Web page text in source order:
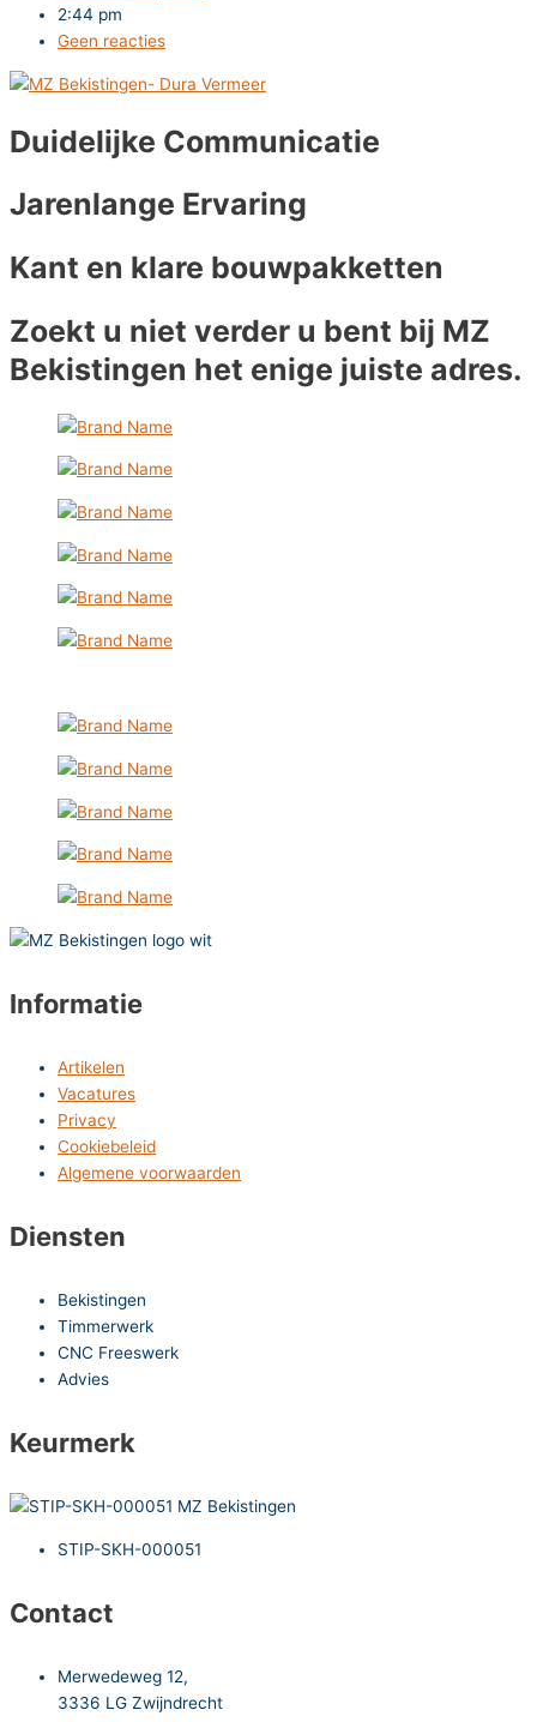
2:44 pm
Geen reacties
Duidelijke Communicatie
Jarenlange Ervaring
Kant en klare bouwpakketten
Zoekt u niet verder u bent bij MZ
Bekistingen het enige juiste adres.
Informatie
Artikelen
Vacatures
Privacy
Cookiebeleid
Algemene voorwaarden
Diensten
Bekistingen
Timmerwerk
CNC Freeswerk
Advies
Keurmerk
STIP-SKH-000051
Contact
Merwedeweg 12,
3336 LG Zwijndrecht